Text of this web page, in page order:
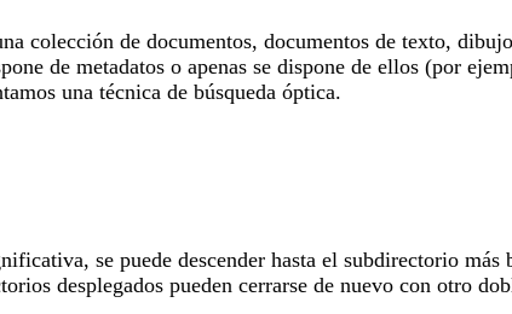
colección de documentos, documentos de texto,
de metadatos o apenas se dispone de ellos (por
una técnica de búsqueda óptica.
se puede descender hasta el subdirectorio
desplegados pueden cerrarse de nuevo con otro